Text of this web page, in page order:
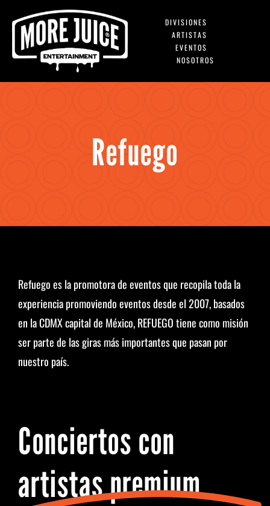
content
Schedule
DIVISIONES
ARTISTAS
EVENTOS
NOSOTROS
Refuego
Refuego es la promotora de eventos que recopila toda la
experiencia promoviendo eventos desde el 2007, basados
en la CDMX capital de México, REFUEGO tiene como misión
ser parte de las giras más importantes que pasan por
nuestro país.
Conciertos con
artistas premium